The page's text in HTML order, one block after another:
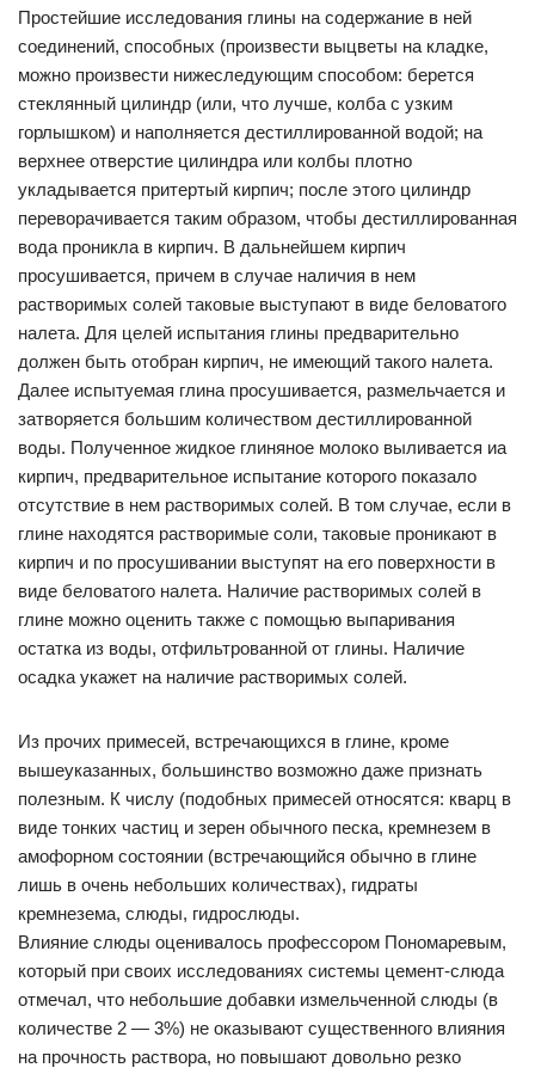
Простейшие исследования глины на содержание в ней
соединений, способных (произвести выцветы на кладке,
можно произвести нижеследующим способом: берется
стеклянный цилиндр (или, что лучше, колба с узким
горлышком) и наполняется дестиллированной водой; на
верхнее отверстие цилиндра или колбы плотно
укладывается притертый кирпич; после этого цилиндр
переворачивается таким образом, чтобы дестиллированная
вода проникла в кирпич. В дальнейшем кирпич
просушивается, причем в случае наличия в нем
растворимых солей таковые выступают в виде беловатого
налета. Для целей испытания глины предварительно
должен быть отобран кирпич, не имеющий такого налета.
Далее испытуемая глина просушивается, размельчается и
затворяется большим количеством дестиллированной
воды. Полученное жидкое глиняное молоко выливается иа
кирпич, предварительное испытание которого показало
отсутствие в нем растворимых солей. В том случае, если в
глине находятся растворимые соли, таковые проникают в
кирпич и по просушивании выступят на его поверхности в
виде беловатого налета. Наличие растворимых солей в
глине можно оценить также с помощью выпаривания
остатка из воды, отфильтрованной от глины. Наличие
осадка укажет на наличие растворимых солей.
Из прочих примесей, встречающихся в глине, кроме
вышеуказанных, большинство возможно даже признать
полезным. К числу (подобных примесей относятся: кварц в
виде тонких частиц и зерен обычного песка, кремнезем в
амофорном состоянии (встречающийся обычно в глине
лишь в очень небольших количествах), гидраты
кремнезема, слюды, гидрослюды.
Влияние слюды оценивалось профессором Пономаревым,
который при своих исследованиях системы цемент-слюда
отмечал, что небольшие добавки измельченной слюды (в
количестве 2 — 3%) не оказывают существенного влияния
на прочность раствора, но повышают довольно резко